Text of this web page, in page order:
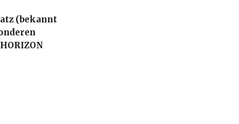
(bekannt